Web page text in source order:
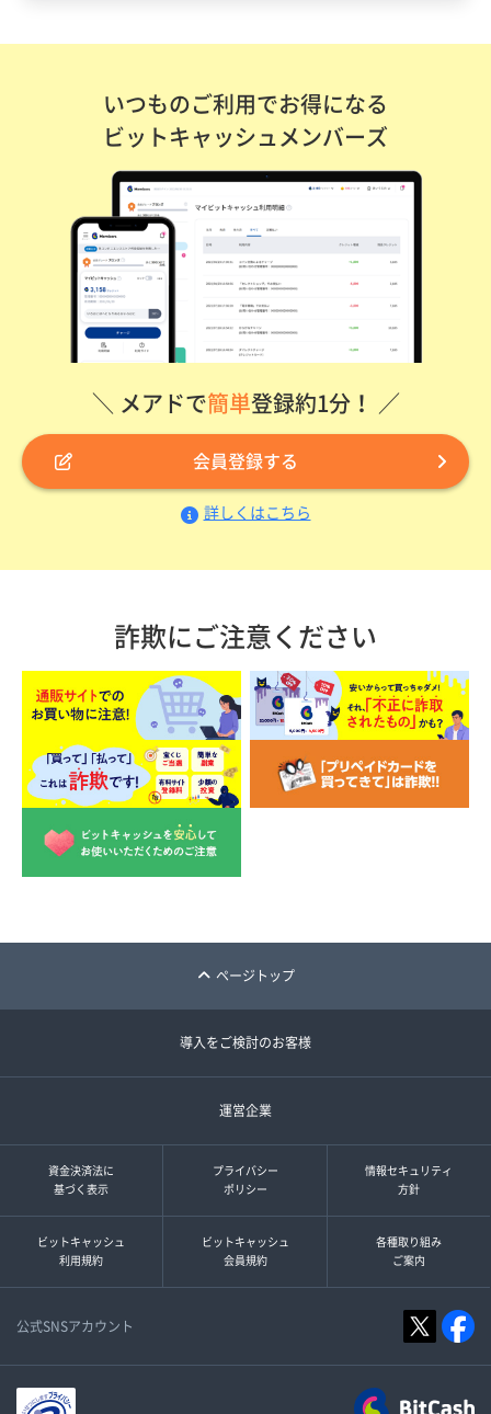
いつものご利用でお得になる
ビットキャッシュメンバーズ
＼ メアドで簡単登録約1分！ ／
会員登録する
詳しくはこちら
詐欺にご注意ください
ページトップ
導入をご検討のお客様
運営企業
資金決済法に
基づく表示
プライバシー
ポリシー
情報セキュリティ
方針
ビットキャッシュ
利用規約
ビットキャッシュ
会員規約
各種取り組み
ご案内
公式SNSアカウント